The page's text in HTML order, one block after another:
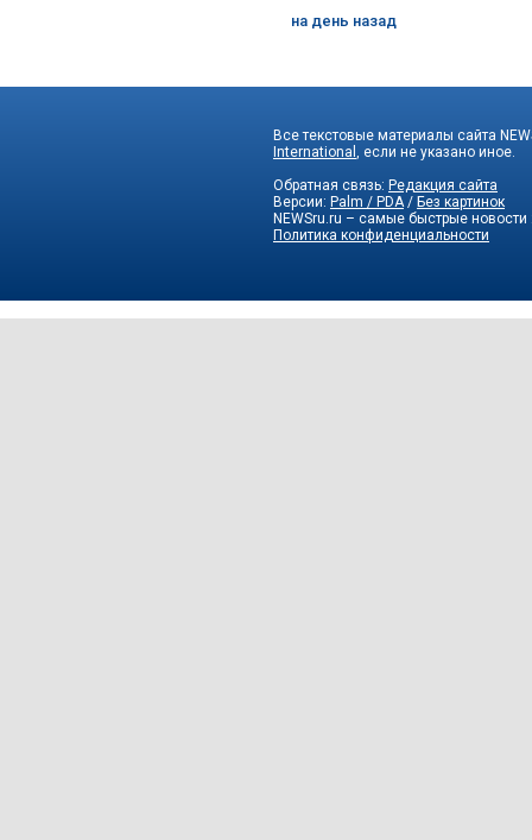
на день назад
Все текстовые материалы сайта
International , если не указано иное.
Обратная связь: Редакция сайта
Версии: Palm / PDA/ Без картинок
NEWSru.ru – самые быстрые новости
Политика конфиденциальности